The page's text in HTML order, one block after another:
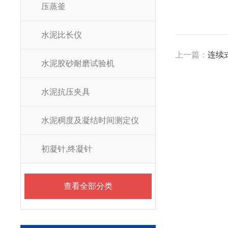
压蒸釜
水泥比长仪
水泥胶砂耐磨试验机
水泥抗压夹具
水泥稠度及凝结时间测定仪
初凝针,终凝针
查看全部分类
上一篇： 连续